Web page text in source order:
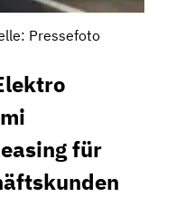
Pressefoto
für